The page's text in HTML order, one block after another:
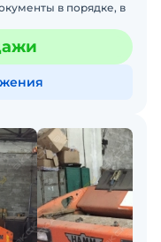
в порядке, в